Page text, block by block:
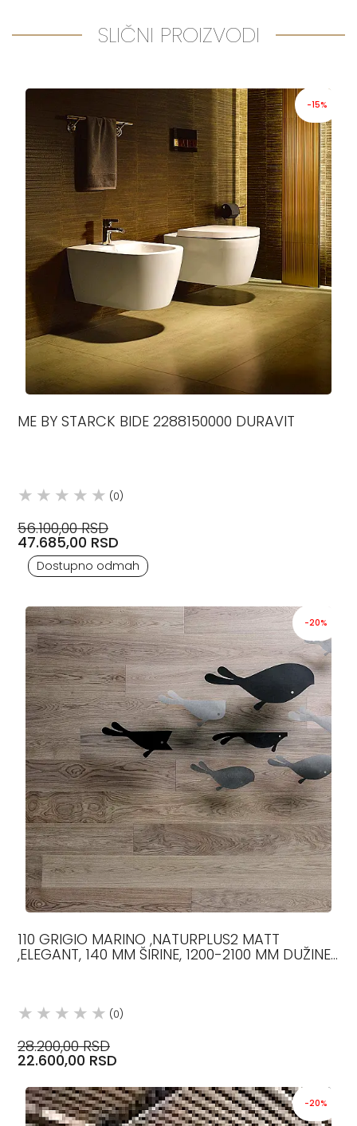
SLIČNI PROIZVODI
-15%
ME BY STARCK BIDE 2288150000 DURAVIT
(0)
56.100,00 RSD
47.685,00 RSD
Dostupno odmah
-20%
110 GRIGIO MARINO ,NATURPLUS2 MATT
,ELEGANT, 140 MM ŠIRINE, 1200-2100 MM DUŽINE,
(0)
28.200,00 RSD
22.600,00 RSD
-20%